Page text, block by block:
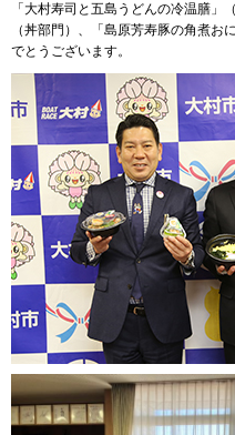
「大村寿司と五島うどんの冷温膳」
（丼部門）、「島原芳寿豚の角煮お
でとうございます。